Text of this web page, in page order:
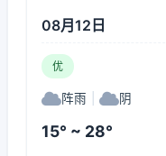
08月12日
优
阵雨 阴
15° ~ 28°